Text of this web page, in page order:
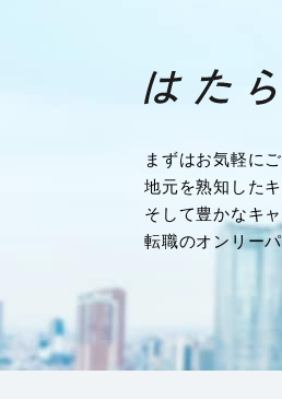
まずはお気軽に
地元を熟知した
そして豊かなキ
転職のオンリー